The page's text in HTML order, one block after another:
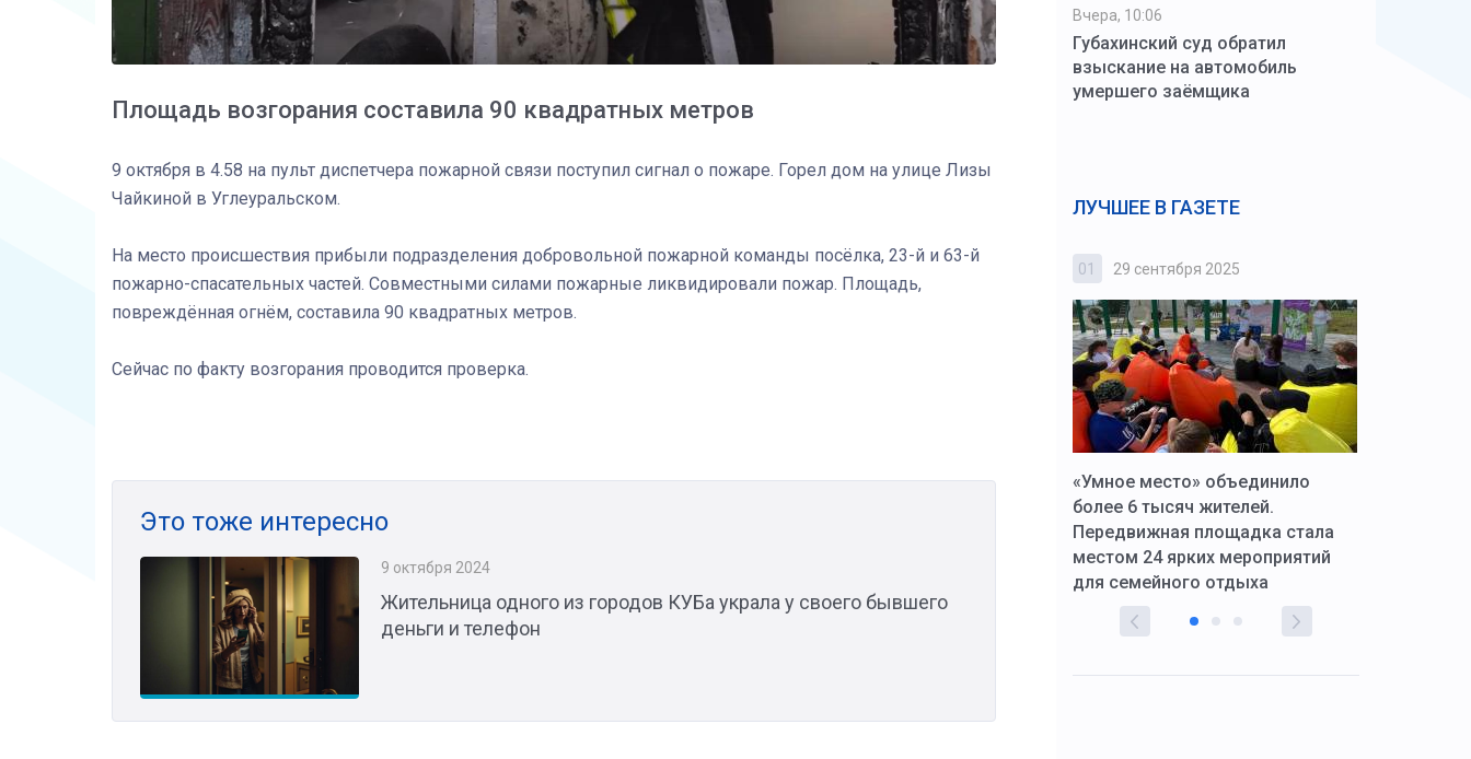
Площадь возгорания составила 90 квадратных метров
9 октября в 4.58 на пульт диспетчера пожарной связи поступил сигнал о пожаре. Горел дом на улице Лизы
Чайкиной в Углеуральском.
На место происшествия прибыли подразделения добровольной пожарной команды посёлка, 23-й и 63-й
пожарно-спасательных частей. Совместными силами пожарные ликвидировали пожар. Площадь,
повреждённая огнём, составила 90 квадратных метров.
Сейчас по факту возгорания проводится проверка.
Это тоже интересно
9 октября 2024
Жительница одного из городов КУБа украла у своего бывшего
деньги и телефон
Вчера, 10:06
Губахинский суд обратил
взыскание на автомобиль
умершего заёмщика
ЛУЧШЕЕ В ГАЗЕТЕ
03 4 октября 2025
Штурмовик огня. Казак Алексей
01 29 сентября 2025
«Умное место» объединило
более 6 тысяч жителей.
Передвижная площадка стала
местом 24 ярких мероприятий
для семейного отдыха